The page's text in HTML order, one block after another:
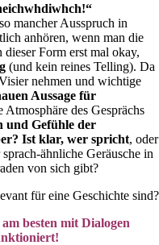
mancher Ausspruch in
anhören, wenn man die
dieser Form erst mal okay,
(und kein reines Telling). Da
nehmen und wichtige
Aussage für
Atmosphäre des Gesprächs
und Gefühle der
Ist klar, wer spricht, oder
ähnliche Geräusche in
von sich gibt?
für eine Geschichte sind?
besten mit Dialogen